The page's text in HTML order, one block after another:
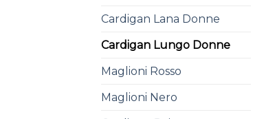
Cardigan Lana Donne
Cardigan Lungo Donne
Maglioni Rosso
Maglioni Nero